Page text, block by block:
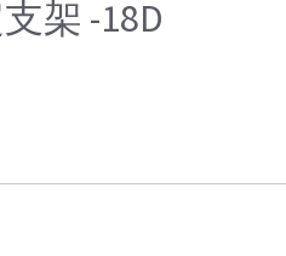
架 -18D